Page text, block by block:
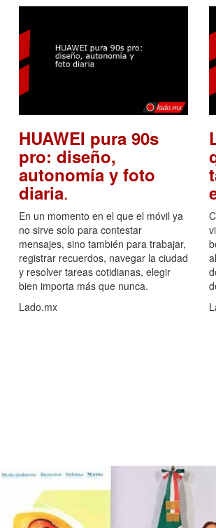
HUAWEI pura 90s
pro: diseño,
autonomía y foto
diaria.
En un momento en el que el móvil ya
no sirve solo para contestar
mensajes, sino también para trabajar,
registrar recuerdos, navegar la ciudad
y resolver tareas cotidianas, elegir
bien importa más que nunca.
Lado.mx